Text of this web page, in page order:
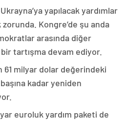
yapılacak yardımlar
Kongre’de şu anda
arasında diğer
tartışma devam ediyor.
61 milyar dolar değerindeki
kadar yeniden
euroluk yardım paketi de